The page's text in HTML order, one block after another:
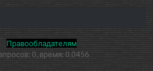
Правообладателям
0, время: 0.0456